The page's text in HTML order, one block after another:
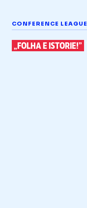
CONFERENCE LEAGUE
„FOLHA E ISTORIE!”